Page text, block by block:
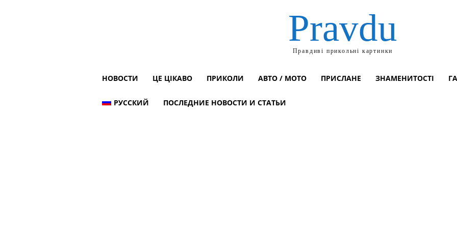
Pravdu
Правдиві прикольні картинки
НОВОСТИ ЦЕ ЦІКАВО ПРИКОЛИ АВТО / МОТО ПРИСЛАНЕ ЗНАМЕНИТОСТІ
РУССКИЙ ПОСЛЕДНИЕ НОВОСТИ И СТАТЬИ